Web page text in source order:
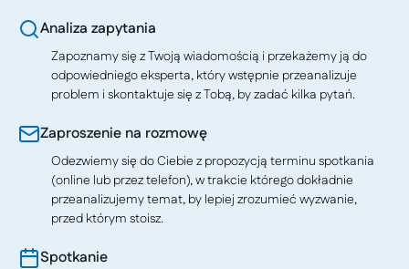
Analiza zapytania
Zapoznamy się z Twoją wiadomością i przekażemy ją do
odpowiedniego eksperta, który wstępnie przeanalizuje
problem i skontaktuje się z Tobą, by zadać kilka pytań.
Zaproszenie na rozmowę
Odezwiemy się do Ciebie z propozycją terminu spotkania
(online lub przez telefon), w trakcie którego dokładnie
przeanalizujemy temat, by lepiej zrozumieć wyzwanie,
przed którym stoisz.
Spotkanie